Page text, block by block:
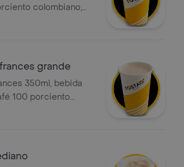
colombiano,
perfecta de leche
grande
350ml, bebida
100 porciento
deslactosada,
placentera en